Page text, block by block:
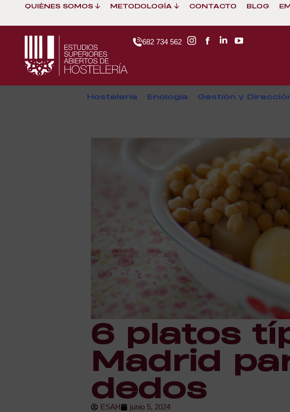
QUIÉNES SOMOS METODOLOGÍA CONTACTO BLOG
682 734 562
Hostelería Enología Gestión y
6 platos
Madrid
dedos
ESAH junio 5, 2024